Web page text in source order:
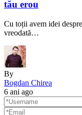
tău erou
Cu toții avem idei
vreodată…
By
Bogdan Chirea
6 ani ago